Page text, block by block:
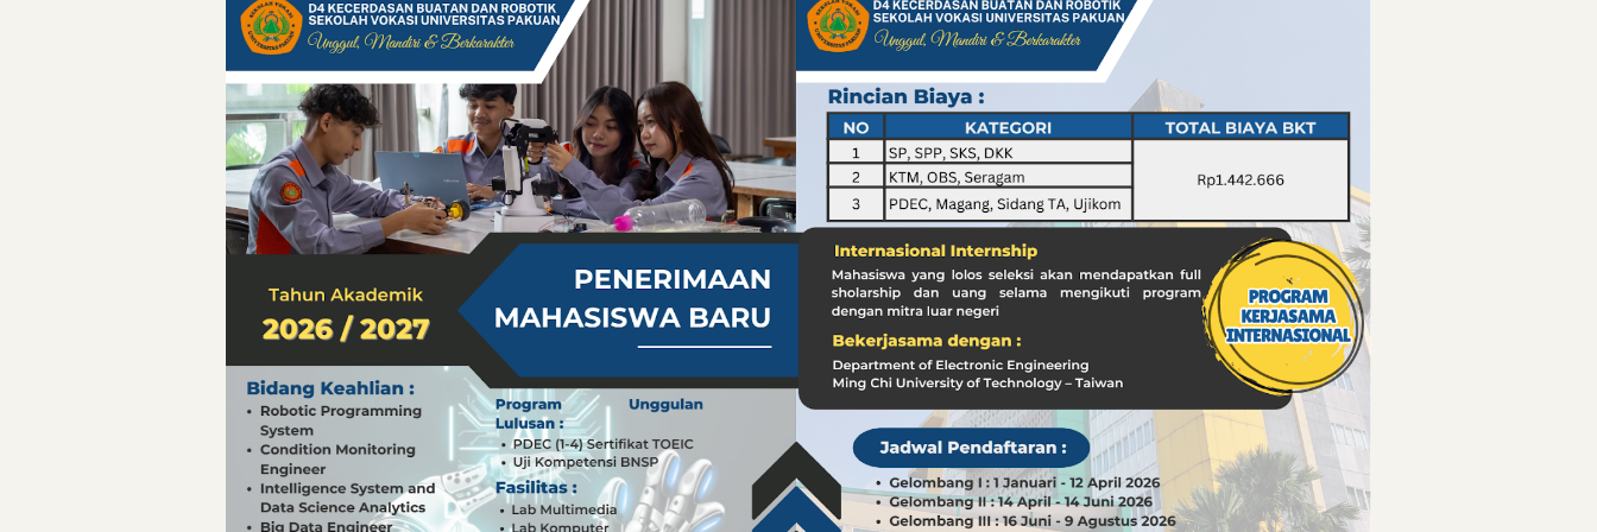
Pelajaran Berharga dari Kasus dr. Tifa dan Roy Suryo
Erling Haaland: Koleksi Tas Mewah yang Menginspirasi
Menteri PAN-RB: Peran ASN dalam Penyampaian Informasi yang Akurat
Menteri PAN-RB: Pilar Penyampaian Informasi yang Akurat untuk Masyarakat
Inovasi Teknologi di Timur Tengah: Membuka Peluang Baru
Detik-Detik yang Mengubah Dunia Teknologi
Hari Pelaut Sedunia: Menghargai Peran Pelaut di Balik Kemakmuran Bangsa
Gempa Dashyat di Venezuela: Kondisi WNI dan Dampak Global
Hari Pelaut Sedunia: Menghargai Peran Penting Pelaut dalam Perekonomian Global